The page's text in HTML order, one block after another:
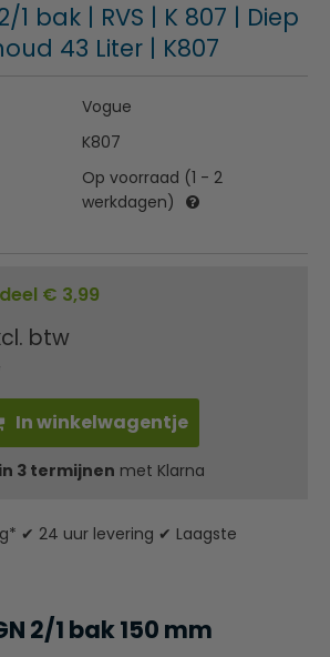
1 bak | RVS | K 807 | Diep
43 Liter | K807
Vogue
K807
Op voorraad (1 - 2
werkdagen)
€ 3,99
btw
In winkelwagentje
in 3 termijnen met Klarna
✔ 24 uur levering ✔ Laagste
2/1 bak 150 mm